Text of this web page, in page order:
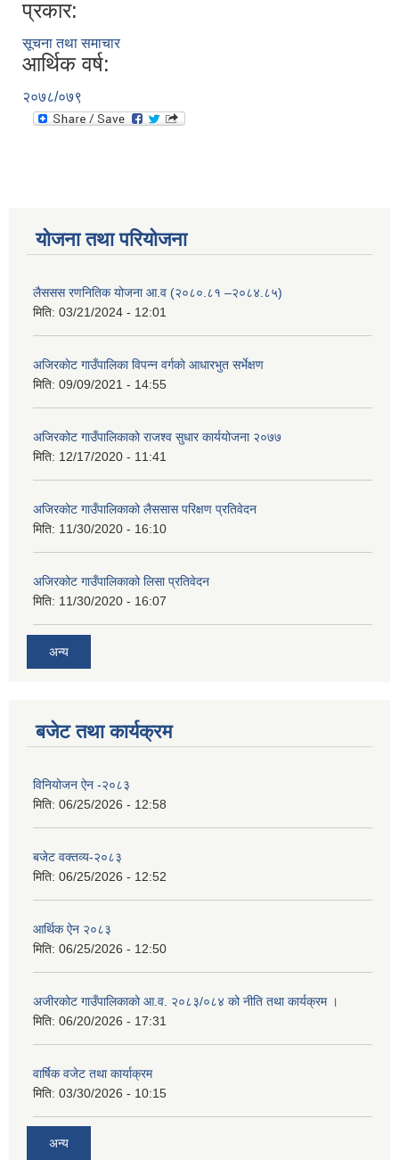
प्रकार:
सूचना तथा समाचार
आर्थिक वर्ष:
२०७८/०७९
योजना तथा परियोजना
लैससस रणनितिक योजना आ.व (२०८०.८१ –२०८४.८५)
मिति: 03/21/2024 - 12:01
अजिरकाेट गाउँपालिका विपन्न वर्गकाे आधारभुत सर्भेक्षण
मिति: 09/09/2021 - 14:55
अजिरकोट गाउँपालिकाको राजश्व सुधार कार्ययोजना २०७७
मिति: 12/17/2020 - 11:41
अजिरकोट गाउँपालिकाको लैससास परिक्षण प्रतिवेदन
मिति: 11/30/2020 - 16:10
अजिरकोट गाउँपालिकाको लिसा प्रतिवेदन
मिति: 11/30/2020 - 16:07
अन्य
बजेट तथा कार्यक्रम
विनियोजन ऐन -२०८३
मिति: 06/25/2026 - 12:58
बजेट वक्तव्य-२०८३
मिति: 06/25/2026 - 12:52
आर्थिक ऐन २०८३
मिति: 06/25/2026 - 12:50
अजीरकोट गाउँपालिकाको आ.व. २०८३/०८४ को नीति तथा कार्यक्रम ।
मिति: 06/20/2026 - 17:31
वार्षिक वजेट तथा कार्याक्रम
मिति: 03/30/2026 - 10:15
अन्य